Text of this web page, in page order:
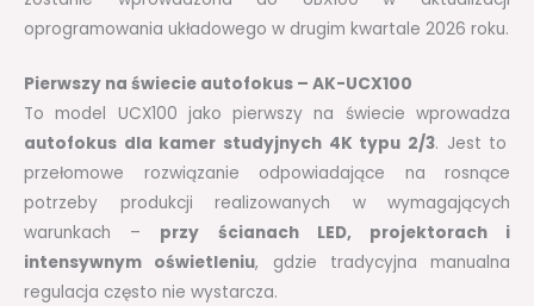
oprogramowania układowego w drugim kwartale 2026 roku.
Pierwszy na świecie autofokus – AK-UCX100
To model UCX100 jako pierwszy na świecie wprowadza
autofokus dla kamer studyjnych 4K typu 2/3. Jest to
przełomowe rozwiązanie odpowiadające na rosnące
potrzeby produkcji realizowanych w wymagających
warunkach – przy ścianach LED, projektorach i
intensywnym oświetleniu, gdzie tradycyjna manualna
regulacja często nie wystarcza.